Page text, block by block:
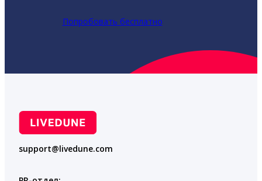
Попробовать бесплатно
support@livedune.com